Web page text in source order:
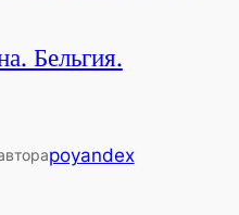
Бельгия.
poyandex